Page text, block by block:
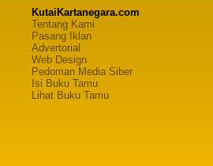
KutaiKartanegara.com
Tentang Kami
Pasang Iklan
Advertorial
Web Design
Pedoman Media Siber
Isi Buku Tamu
Lihat Buku Tamu